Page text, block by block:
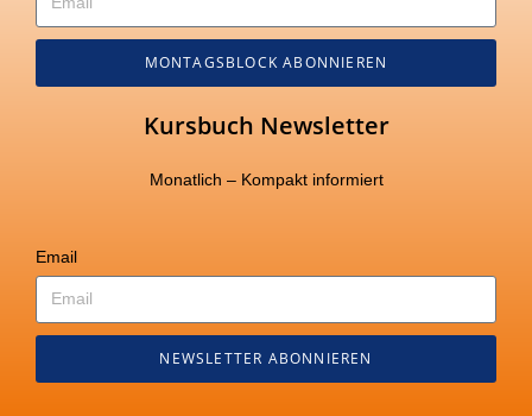
MONTAGSBLOCK ABONNIEREN
Kursbuch Newsletter
Monatlich – Kompakt informiert
Email
NEWSLETTER ABONNIEREN